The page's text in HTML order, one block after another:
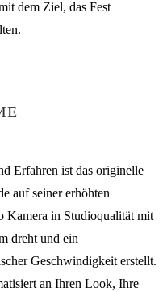
dem Ziel, das Fest
Erfahren ist das originelle
auf seiner erhöhten
Kamera in Studioqualität mit
dreht und ein
Geschwindigkeit erstellt.
an Ihren Look, Ihre